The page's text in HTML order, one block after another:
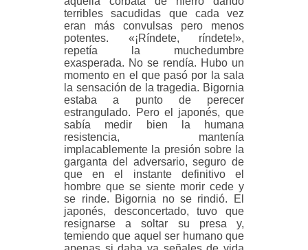
terribles sacudidas que cada vez
eran más convulsas pero menos
potentes. «¡Ríndete, ríndete!»,
repetía la muchedumbre
exasperada. No se rendía. Hubo un
momento en el que pasó por la sala
la sensación de la tragedia. Bigornia
estaba a punto de perecer
estrangulado. Pero el japonés, que
sabía medir bien la humana
resistencia, mantenía
implacablemente la presión sobre la
garganta del adversario, seguro de
que en el instante definitivo el
hombre que se siente morir cede y
se rinde. Bigornia no se rindió. El
japonés, desconcertado, tuvo que
resignarse a soltar su presa y,
temiendo que aquel ser humano que